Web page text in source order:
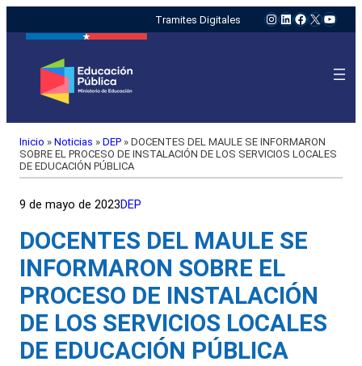
Tramites Digitales Instagram
LinkedIn
Facebook
X
Inicio » Noticias » DEP » DOCENTES DEL MAULE SE INFORMARON
SOBRE EL PROCESO DE INSTALACIÓN DE LOS SERVICIOS LOCALES
DE EDUCACIÓN PÚBLICA
9 de mayo de 2023DEP
DOCENTES DEL MAULE SE
INFORMARON SOBRE EL
PROCESO DE INSTALACIÓN
DE LOS SERVICIOS LOCALES
DE EDUCACIÓN PÚBLICA